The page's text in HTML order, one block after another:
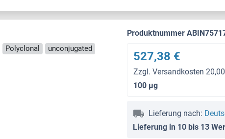
Polyclonal unconjugated
Produktnummer
527,38 €
Zzgl. Versandkosten
100 μg
Lieferung nach:
Lieferung in 10 bis 13